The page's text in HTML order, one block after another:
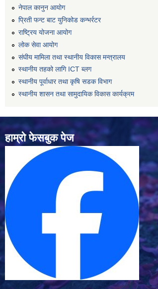
नेपाल कानुन आयोग
प्रिती फन्ट बाट युनिकोड कन्भर्रटर
राष्ट्रिय योजना आयोग
लोक सेवा आयोग
संघीय मामिला तथा स्थानीय विकास मन्त्रालय
स्थानीय तहको लागि ICT ब्लग
स्थानीय पूर्वाधार तथा कृषि सडक विभाग
स्थानीय शासन तथा सामुदायिक विकास कार्यक्रम
हाम्रो फेसबुक पेज